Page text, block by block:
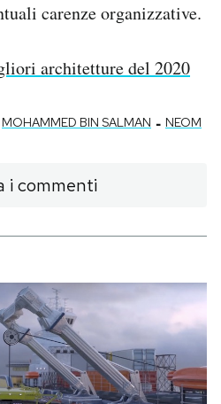
carenze organizzative.
architetture del 2020
MOHAMMED BIN SALMAN - NEOM
i commenti